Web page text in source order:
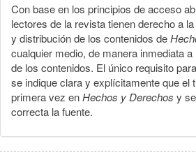
Con base en los principios de acceso
lectores de la revista tienen derecho a
y distribución de los contenidos de
cualquier medio, de manera inmediata
de los contenidos. El único requisito
se indique clara y explícitamente que el
primera vez enHechos y Derechos y
correcta la fuente.